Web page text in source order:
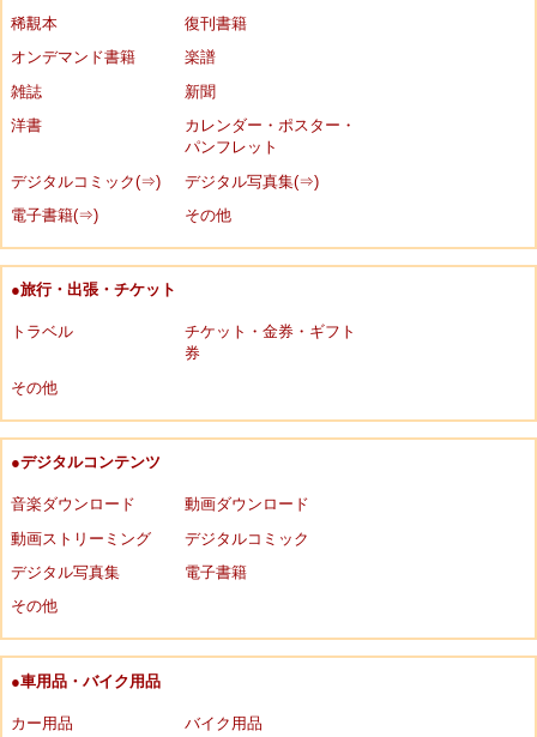
稀覯本
復刊書籍
オンデマンド書籍
楽譜
雑誌
新聞
洋書
カレンダー・ポスター・
パンフレット
デジタルコミック(⇒)
デジタル写真集(⇒)
電子書籍(⇒)
その他
●旅行・出張・チケット
トラベル
チケット・金券・ギフト
券
その他
●デジタルコンテンツ
音楽ダウンロード
動画ダウンロード
動画ストリーミング
デジタルコミック
デジタル写真集
電子書籍
その他
●車用品・バイク用品
カー用品
バイク用品